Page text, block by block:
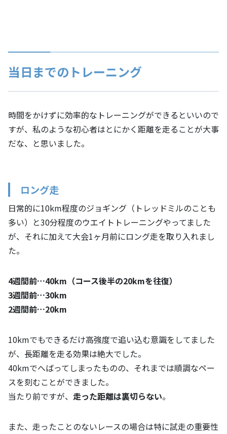
当日までのトレーニング
時間をかけずに効率的なトレーニングができるといいので
すが、私のような初心者はとにかく距離を走ることが大事
だな、と思いました。
ロング走
日常的に10km程度のジョギング（トレッドミルのことも
多い）と30分程度のウエイトトレーニングやってました
が、それに加えて大会1ヶ月前にロング走を取り入れまし
た。
4週間前…40km（コース後半の20kmを往復）
3週間前…30km
2週間前…20km
10kmでもできるだけ高強度で追い込む意識をしてました
が、長距離を走る効果は絶大でした。
40kmでへばってしまったものの、それまでは順調なペー
スを刻むことができました。
当たり前ですが、 走った距離は裏切らない。
また、走ったことのないレースの場合は特に試走の重要性